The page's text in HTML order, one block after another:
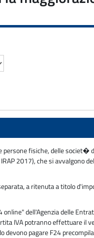
fisiche, delle societ�
2017), che si
a ritenuta a titolo
dell'Agenzia delle
IVA potranno effettuare il
pagare F24